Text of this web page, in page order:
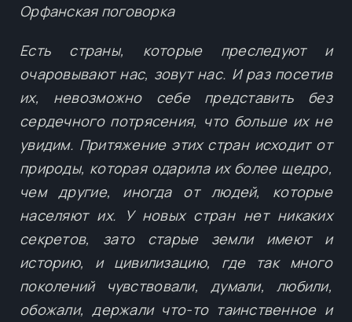
Орфанская поговорка
Есть страны, которые преследуют и
очаровывают нас, зовут нас. И раз посетив
их, невозможно себе представить без
сердечного потрясения, что больше их не
увидим. Притяжение этих стран исходит от
природы, которая одарила их более щедро,
чем другие, иногда от людей, которые
населяют их. У новых стран нет никаких
секретов, зато старые земли имеют и
историю, и цивилизацию, где так много
поколений чувствовали, думали, любили,
обожали, держали что-то таинственное и